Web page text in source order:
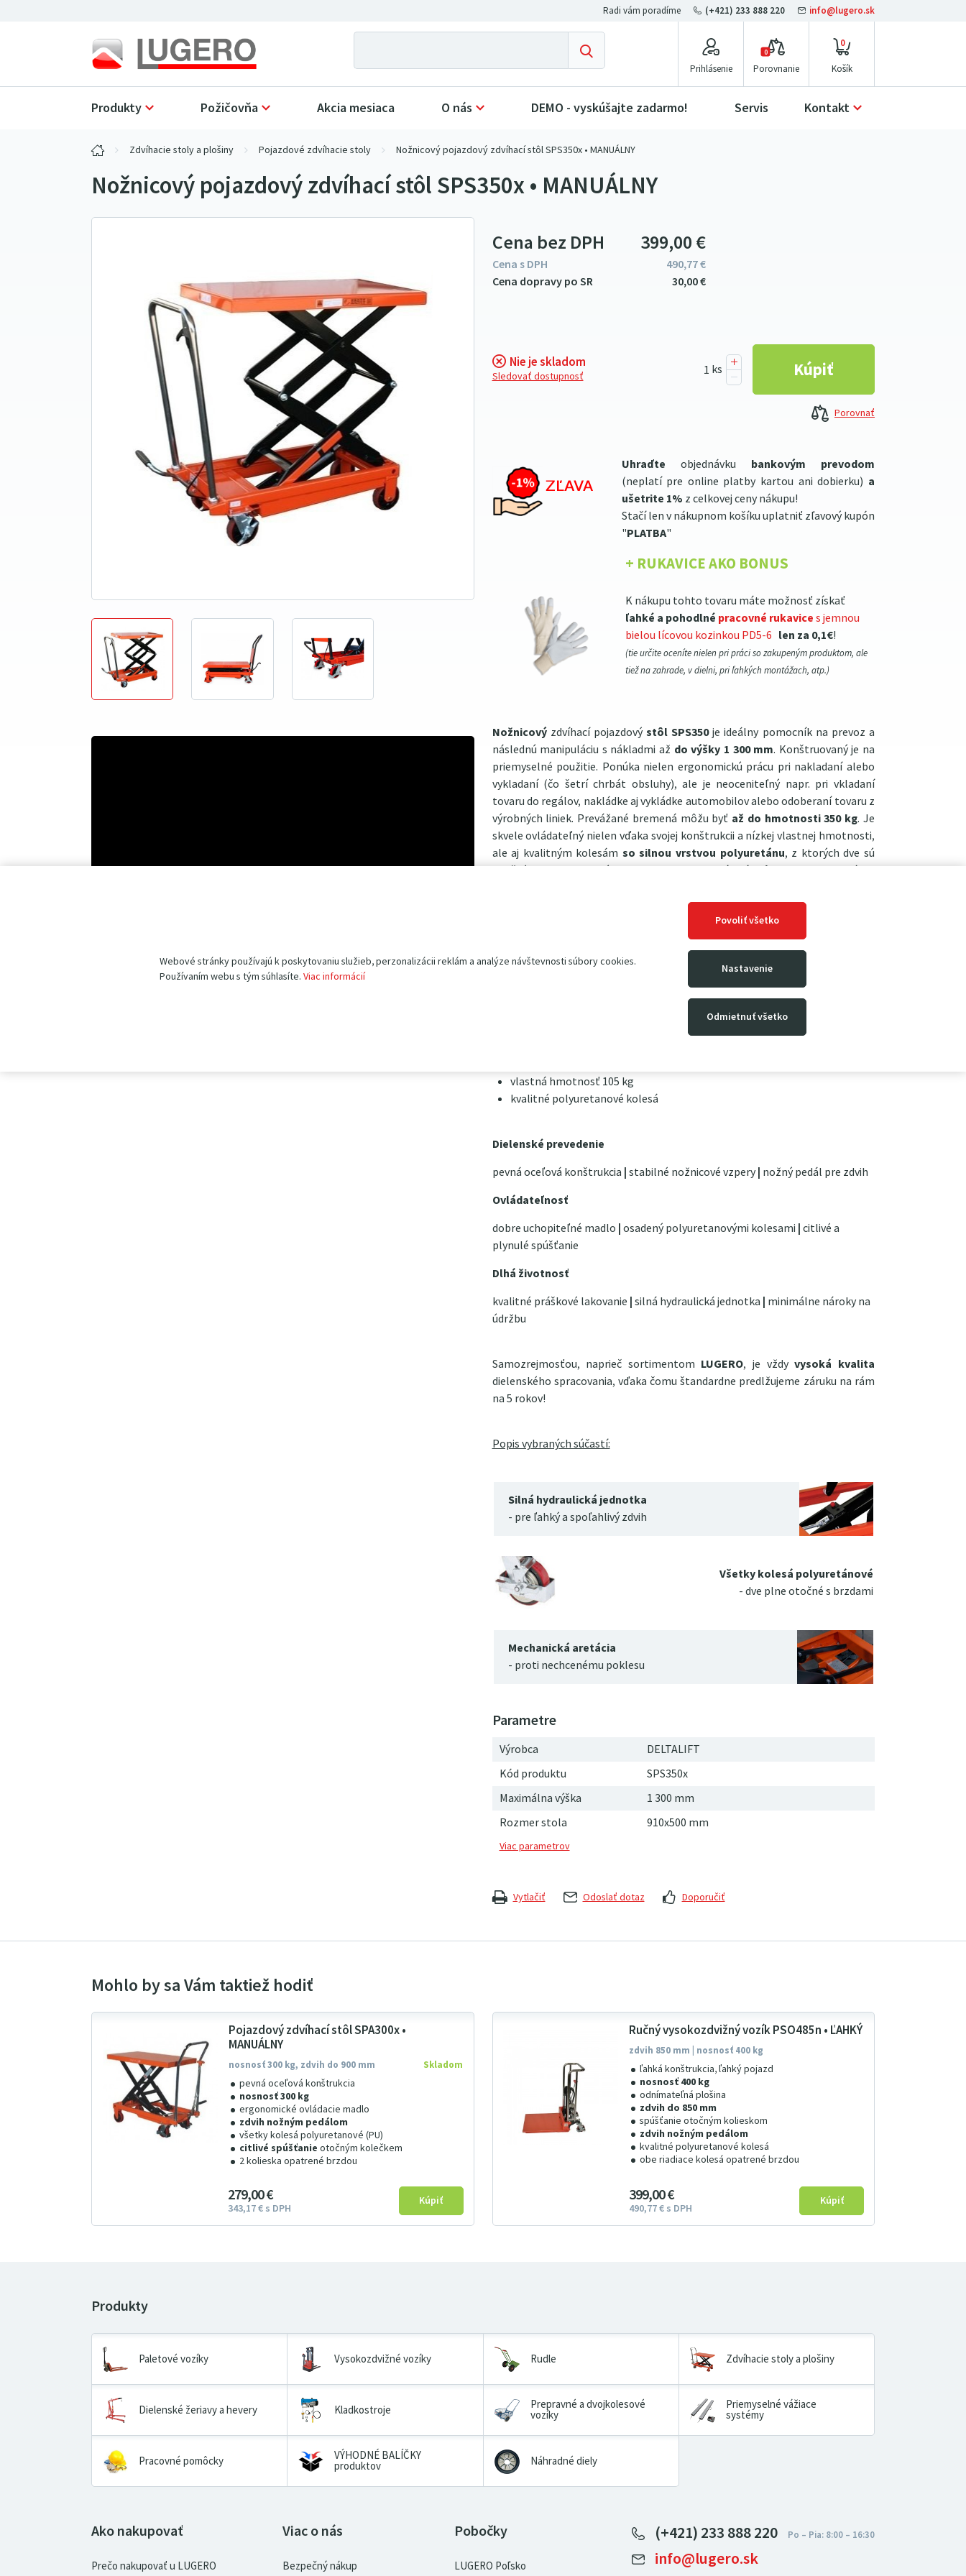
Webové stránky používajú k poskytovaniu služieb, perzonalizácii reklám a analýze návštevnosti súbory cookies.
Používaním webu s tým súhlasíte. Viac informácií
Povoliť všetko
Nastavenie
Odmietnuť všetko
Prihlásenie Porovnanie
0
0
Kontakt
Produkty Požičovňa Akcia mesiaca O nás DEMO - vyskúšajte zadarmo! Servis
(+421) 233 888 220 info@lugero.sk
Zdvíhacie stoly a plošiny Pojazdové zdvíhacie stoly Nožnicový pojazdový zdvíhací stôl SPS350x • MANUÁLNY
Nožnicový pojazdový zdvíhací stôl SPS350x • MANUÁLNY
Uhraďte objednávku bankovým prevodom
(neplatí pre online platby kartou ani dobierku) a
ušetrite 1% z celkovej ceny nákupu!
Stačí len v nákupnom košíku uplatniť zľavový kupón
"PLATBA"
+ RUKAVICE AKO BONUS
K nákupu tohto tovaru máte možnosť získať
ľahké a pohodlné pracovné rukavices jemnou
bielou lícovou kozinkou PD5-6 len za 0,1€!
(tie určite oceníte nielen pri práci so zakupeným produktom, ale
tiež na zahrade, v dielni, pri ľahkých montážach, atp.)
Nožnicovýzdvíhací pojazdovýstôl SPS350je ideálny pomocník na prevoz a
následnú manipuláciu s nákladmi až do výšky 1 300 mm. Konštruovaný je na
priemyselné použitie. Ponúka nielen ergonomickú prácu pri nakladaní alebo
vykladaní (čo šetrí chrbát obsluhy), ale je neoceniteľný napr. pri vkladaní
tovaru do regálov, nakládke aj vykládke automobilov alebo odoberaní tovaru z
výrobných liniek. Prevážané bremená môžu byť až do hmotnosti 350 kg. Je
skvele ovládateľný nielen vďaka svojej konštrukcii a nízkej vlastnej hmotnosti,
ale aj kvalitným kolesám so silnou vrstvou polyuretánu, z ktorých dve sú
otočné o 360 ° a majú parkovaciu brzdu. Zdvíhací stôl SPS350 je unikátny
nožný pedál a náklad môže klesať s vysokou citlivosťou a presnosťou.
a bezpečnú prevádzku zaisťujú okrem iného stabilné dvojité
nožnicové vzpery, leštené oceľové rolne, silné práškové lakovanie a kvalitná
hydraulická jednotka.
vlastná hmotnosť 105 kg
kvalitné polyuretanové kolesá
Dielenské prevedenie
pevná oceľová konštrukcia |stabilné nožnicové vzpery| nožný pedál pre zdvih
Ovládateľnosť
dobre uchopiteľné madlo |osadený polyuretanovými kolesami |citlivé a
plynulé spúšťanie
Dlhá životnosť
kvalitné práškové lakovanie |silná hydraulická jednotka | minimálne nároky na
údržbu
Samozrejmosťou, naprieč sortimentom LUGERO, je vždyvysoká kvalita
dielenského spracovania, vďaka čomu štandardne predlžujeme záruku na rám
na 5 rokov!
Popis vybraných súčastí:
Silná hydraulická jednotka
- pre ľahký a spoľahlivý zdvih
Všetky kolesá polyuretánové
- dve plne otočné s brzdami
Mechanická aretácia
- proti nechcenému poklesu
Výrobca
DELTALIFT
Kód produktu
SPS350x
Nie je skladom
Sledovať dostupnosť
Maximálna výška 1300 mm
Rozmer stola
910x500 mm
Cena bez DPH 399 00 €
Cena s DPH 49077€
3000€
Porovnať
Vytlačiť Odoslať dotaz Doporučiť
Pojazdový zdvíhací stôl SPA300x •
MANUÁLNY
nosnosť 300 kg, zdvih do 900 mm
pevná oceľová konštrukcia
nosnosť 300 kg
ergonomické ovládacie madlo
zdvih nožným pedálom
všetky kolesá polyuretanové (PU)
citlivé spúšťanie otočným kolečkem
2 kolieska opatrené brzdou
Skladom
279 00€
343 17€ s DPH
Ručný vysokozdvižný vozík PSO485n • ĽAHKÝ
zdvih 850 mm | nosnosť 400 kg
ľahká konštrukcia, ľahký pojazd
nosnosť 400 kg
odnímateľná plošina
zdvih do 850 mm
spúšťanie otočným kolieskom
zdvih nožným pedálom
kvalitné polyuretanové kolesá
obe riadiace kolesá opatrené brzdou
39900€
490 77€ s DPH
Paletové vozíky Vysokozdvižné vozíky Rudle Zdvíhacie stoly a plošiny
Dielenské žeriavy a hevery Kladkostroje Prepravné a dvojkolesové
vozíky
Priemyselné vážiace
systémy
Pracovné pomôcky VÝHODNÉ BALÍČKY
produktov Náhradné diely
Ako nakupovať
Prečo nakupovať u LUGERO
Viac o nás
Bezpečný nákup
Pobočky
LUGERO Poľsko
(+421) 233 888 220
info@lugero.sk